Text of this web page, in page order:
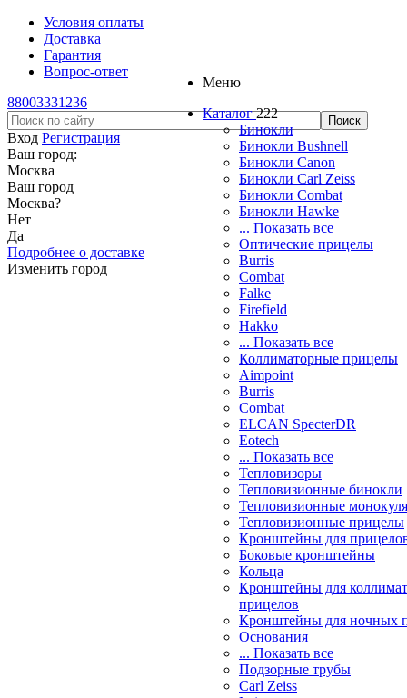
Условия оплаты
Доставка
Гарантия
Вопрос-ответ
88003331236
Вход Регистрация
Ваш город:
Москва
Ваш город
Москва?
Нет
Да
Подробнее о доставке
Изменить город
Меню
Каталог 222
Бинокли
Бинокли Bushnell
Бинокли Canon
Бинокли Carl Zeiss
Бинокли Combat
Бинокли Hawke
... Показать все
Оптические прицелы
Burris
Combat
Falke
Firefield
Hakko
... Показать все
Коллиматорные прицелы
Aimpoint
Burris
Combat
ELCAN SpecterDR
Eotech
... Показать все
Тепловизоры
Тепловизионные бинокли
Тепловизионные
Тепловизионные прицелы
Кронштейны для
Боковые кронштейны
Кольца
Кронштейны для
прицелов
Кронштейны для ночных
Основания
... Показать все
Подзорные трубы
Carl Zeiss